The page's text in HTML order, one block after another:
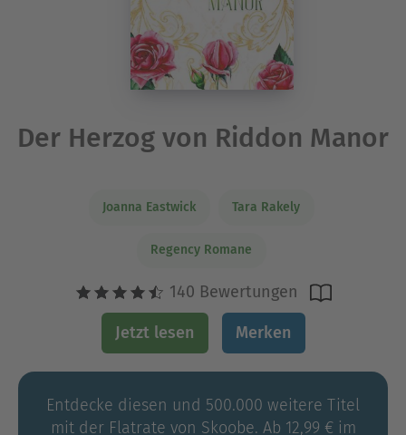
Der Herzog von Riddon Manor
Joanna Eastwick Tara Rakely
Regency Romane
140 Bewertungen
Jetzt lesen Merken
Entdecke diesen und 500.000 weitere Titel
mit der Flatrate von Skoobe. Ab 12,99 € im